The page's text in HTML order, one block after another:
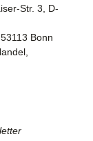
Str. 3, D-
Bonn